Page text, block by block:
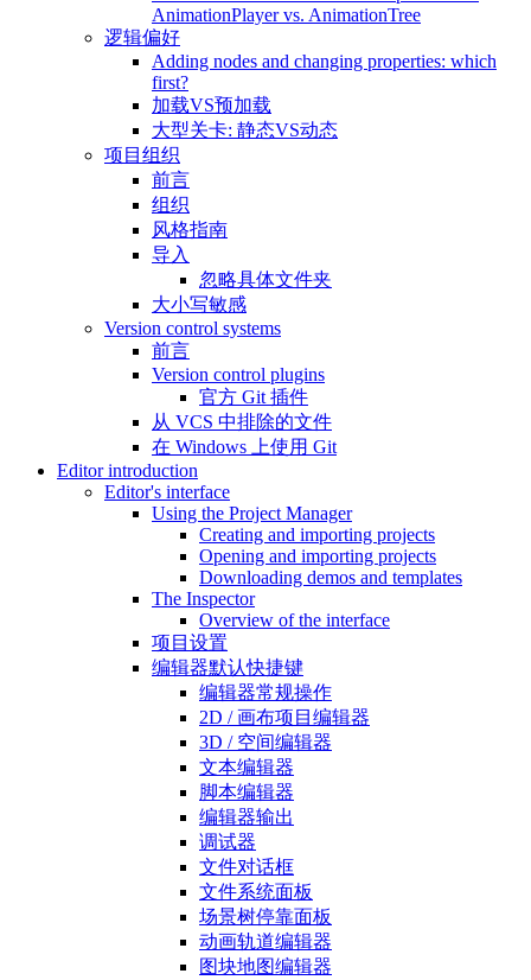
AnimationPlayer vs. AnimationTree
逻辑偏好
Adding nodes and changing properties: which
first?
加载VS预加载
大型关卡: 静态VS动态
项目组织
前言
组织
风格指南
导入
忽略具体文件夹
大小写敏感
Version control systems
前言
Version control plugins
官方 Git 插件
从 VCS 中排除的文件
在 Windows 上使用 Git
Editor introduction
Editor's interface
Using the Project Manager
Creating and importing projects
Opening and importing projects
Downloading demos and templates
The Inspector
Overview of the interface
项目设置
编辑器默认快捷键
编辑器常规操作
2D / 画布项目编辑器
3D / 空间编辑器
文本编辑器
脚本编辑器
编辑器输出
调试器
文件对话框
文件系统面板
场景树停靠面板
动画轨道编辑器
图块地图编辑器